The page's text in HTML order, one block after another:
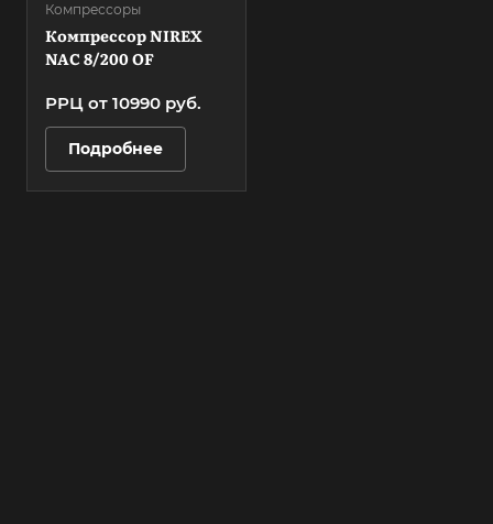
Компрессоры
Компрессор NIREX
NAC 8/200 OF
РРЦ от 10990 руб.
Подробнее